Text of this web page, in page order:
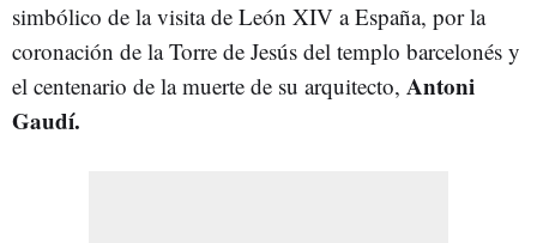
simbólico de la visita de León XIV a España, por la
coronación de la Torre de Jesús del templo barcelonés y
el centenario de la muerte de su arquitecto, Antoni
Gaudí.